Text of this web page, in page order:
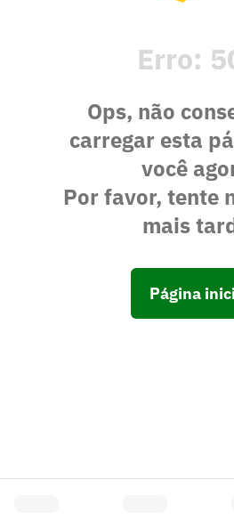
Erro:
Ops, não
carregar esta
você
Por favor, tente
mais
Página